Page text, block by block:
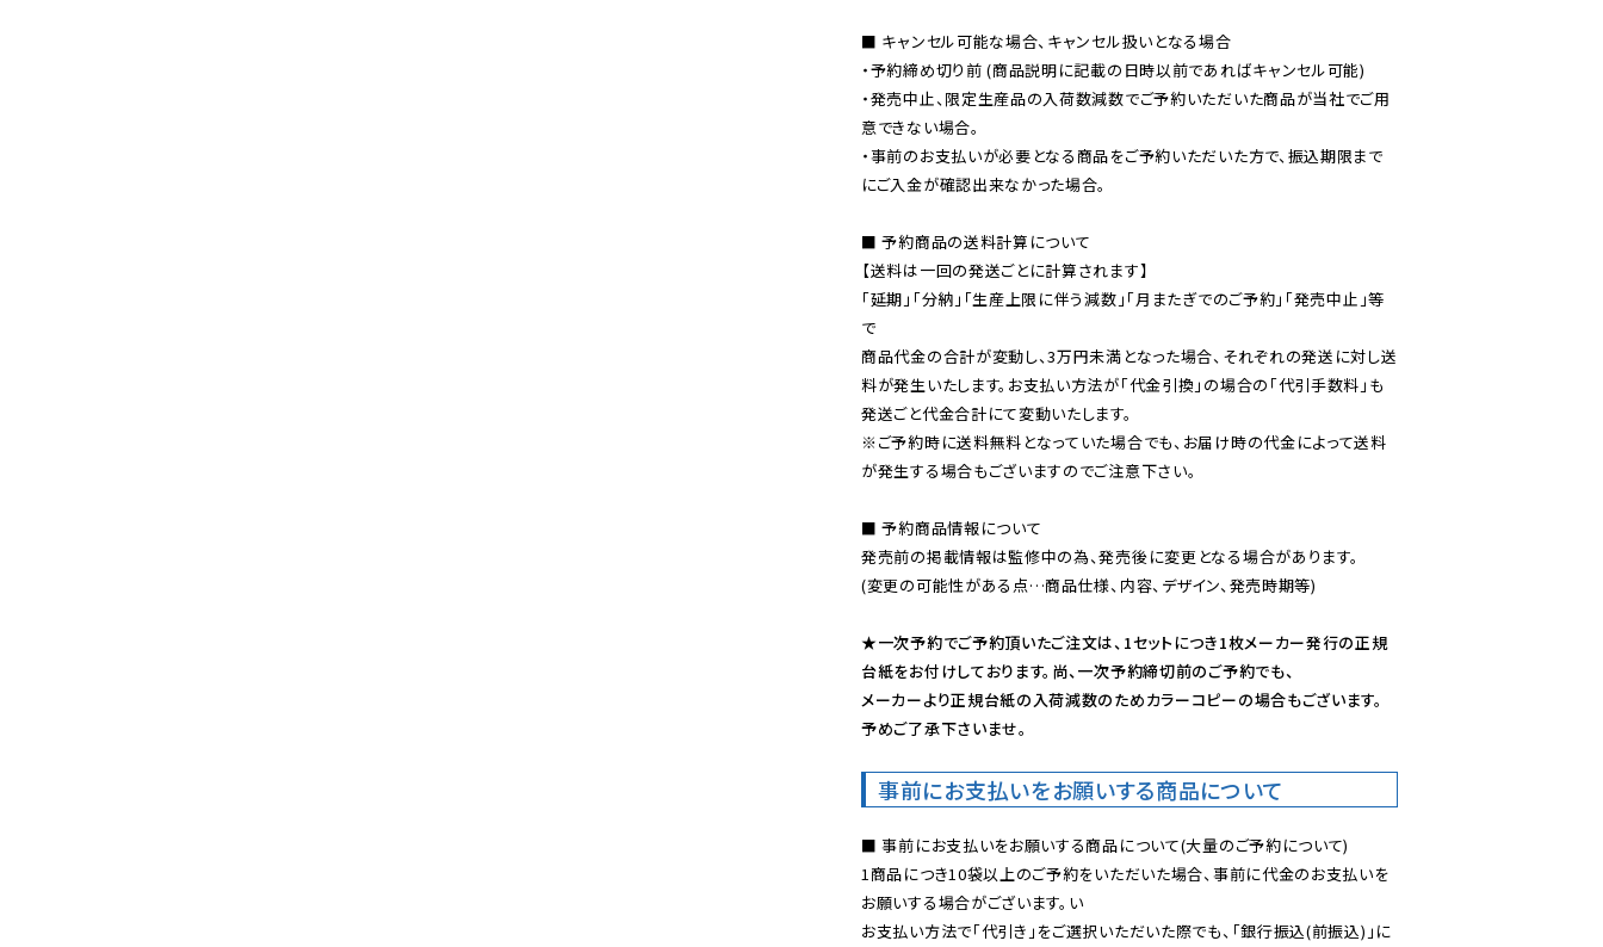
■ キャンセル可能な場合、キャンセル扱いとなる場合
・予約締め切り前 (商品説明に記載の日時以前であればキャンセル可能)
・発売中止、限定生産品の入荷数減数でご予約いただいた商品が当社でご用
意できない場合。
・事前のお支払いが必要となる商品をご予約いただいた方で、振込期限まで
にご入金が確認出来なかった場合。
■ 予約商品の送料計算について
【送料は一回の発送ごとに計算されます】
「延期」「分納」「生産上限に伴う減数」「月またぎでのご予約」「発売中止」等
で
商品代金の合計が変動し、3万円未満となった場合、それぞれの発送に対し送
料が発生いたします。お支払い方法が「代金引換」の場合の「代引手数料」も
※ご予約時に送料無料となっていた場合でも、お届け時の代金によって送料
が発生する場合もございますのでご注意下さい。
■ 予約商品情報について
発売前の掲載情報は監修中の為、発売後に変更となる場合があります。
(変更の可能性がある点…商品仕様、内容、デザイン、発売時期等)
★一次予約でご予約頂いたご注文は、1セットにつき1枚メーカー発行の正規
台紙をお付けしております。尚、一次予約締切前のご予約でも、
メーカーより正規台紙の入荷減数のためカラーコピーの場合もございます。
予めご了承下さいませ。
事前にお支払いをお願いする商品について
■ 事前にお支払いをお願いする商品について(大量のご予約について)
1商品につき10袋以上のご予約をいただいた場合、事前に代金のお支払いを
お願いする場合がございます。い
お支払い方法で「代引き」をご選択いただいた際でも、「銀行振込(前振込)」に